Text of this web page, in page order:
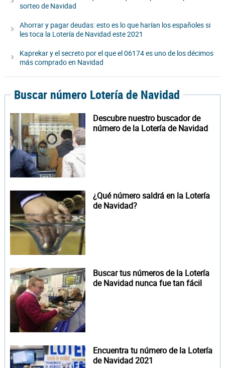
sorteo de Navidad
Ahorrar y pagar deudas: esto es lo que harían los españoles si
les toca la Lotería de Navidad este 2021
Kaprekar y el secreto por el que el 06174 es uno de los décimos
más comprado en Navidad
Buscar número Lotería de Navidad
Descubre nuestro buscador de
número de la Lotería de Navidad
¿Qué número saldrá en la Lotería
de Navidad?
Buscar tus números de la Lotería
de Navidad nunca fue tan fácil
Encuentra tu número de la Lotería
de Navidad 2021